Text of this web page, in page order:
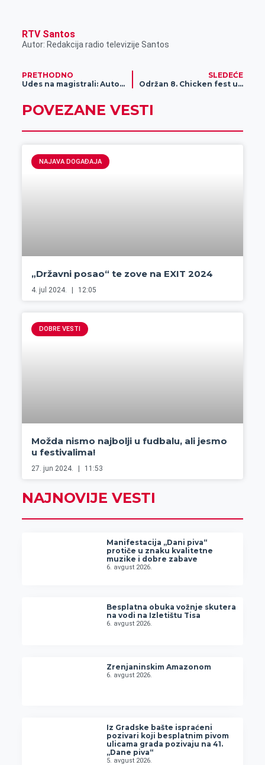
RTV Santos
Autor: Redakcija radio televizije Santos
PRETHODNO
Udes na magistrali: Automobil se zakucao u banderu u centru grada (foto)
SLEDEĆE
Održan 8. Chicken fest uz izvanredan program
POVEZANE VESTI
NAJAVA DOGAĐAJA
„Državni posao“ te zove na EXIT 2024
4. jul 2024. 12:05
DOBRE VESTI
Možda nismo najbolji u fudbalu, ali jesmo
u festivalima!
27. jun 2024. 11:53
NAJNOVIJE VESTI
Manifestacija „Dani piva“
protiče u znaku kvalitetne
muzike i dobre zabave
6. avgust 2026.
Besplatna obuka vožnje skutera
na vodi na Izletištu Tisa
6. avgust 2026.
Zrenjaninskim Amazonom
6. avgust 2026.
Iz Gradske bašte ispraćeni
pozivari koji besplatnim pivom
ulicama grada pozivaju na 41.
„Dane piva“
5. avgust 2026.